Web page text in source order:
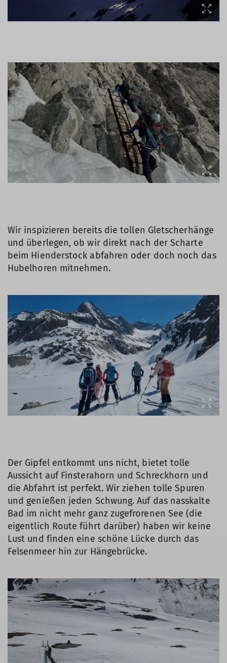
Wir inspizieren bereits die tollen Gletscherhänge
und überlegen, ob wir direkt nach der Scharte
beim Hienderstock abfahren oder doch noch das
Hubelhoren mitnehmen.
Der Gipfel entkommt uns nicht, bietet tolle
Aussicht auf Finsterahorn und Schreckhorn und
die Abfahrt ist perfekt. Wir ziehen tolle Spuren
und genießen jeden Schwung. Auf das nasskalte
Bad im nicht mehr ganz zugefrorenen See (die
eigentlich Route führt darüber) haben wir keine
Lust und finden eine schöne Lücke durch das
Felsenmeer hin zur Hängebrücke.